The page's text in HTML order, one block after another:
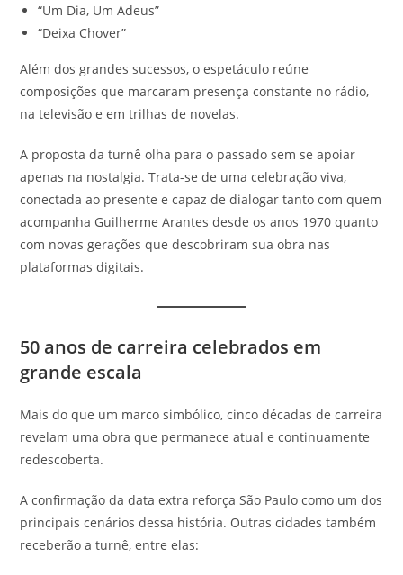
“Um Dia, Um Adeus”
“Deixa Chover”
Além dos grandes sucessos, o espetáculo reúne
composições que marcaram presença constante no rádio,
na televisão e em trilhas de novelas.
A proposta da turnê olha para o passado sem se apoiar
apenas na nostalgia. Trata-se de uma celebração viva,
conectada ao presente e capaz de dialogar tanto com quem
acompanha Guilherme Arantes desde os anos 1970 quanto
com novas gerações que descobriram sua obra nas
plataformas digitais.
50 anos de carreira celebrados em
grande escala
Mais do que um marco simbólico, cinco décadas de carreira
revelam uma obra que permanece atual e continuamente
redescoberta.
A confirmação da data extra reforça São Paulo como um dos
principais cenários dessa história. Outras cidades também
receberão a turnê, entre elas: